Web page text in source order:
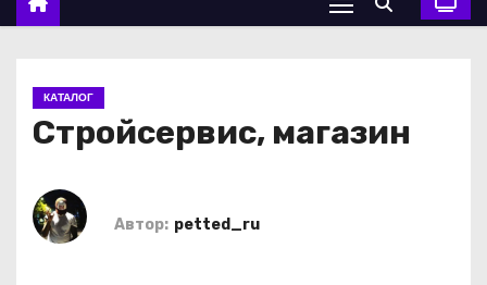
е
КАТАЛОГ
Стройсервис, магазин
Автор: petted_ru